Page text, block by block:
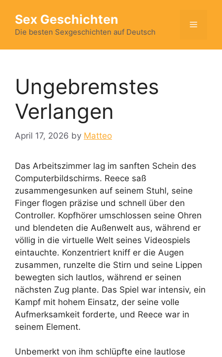
content
Sex Geschichten
Die besten Sexgeschichten auf Deutsch
Menu
Ungebremstes
Verlangen
April 17, 2026 by Matteo
Das Arbeitszimmer lag im sanften Schein des
Computerbildschirms. Reece saß
zusammengesunken auf seinem Stuhl, seine
Finger flogen präzise und schnell über den
Controller. Kopfhörer umschlossen seine Ohren
und blendeten die Außenwelt aus, während er
völlig in die virtuelle Welt seines Videospiels
eintauchte. Konzentriert kniff er die Augen
zusammen, runzelte die Stirn und seine Lippen
bewegten sich lautlos, während er seinen
nächsten Zug plante. Das Spiel war intensiv, ein
Kampf mit hohem Einsatz, der seine volle
Aufmerksamkeit forderte, und Reece war in
seinem Element.
Unbemerkt von ihm schlüpfte eine lautlose